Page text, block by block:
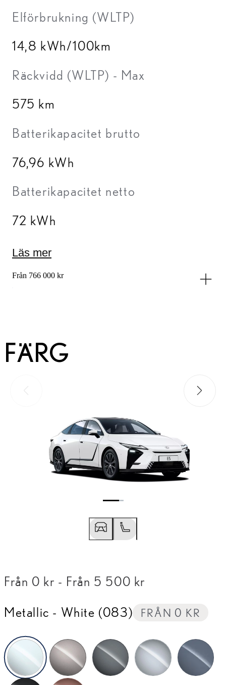
Elförbrukning (WLTP)
14,8 kWh/100km
Räckvidd (WLTP) - Max
575 km
Batterikapacitet brutto
76,96 kWh
Batterikapacitet netto
72 kWh
Läs mer
Från 766 000 kr
FÄRG
Nästa
Från 0 kr - Från 5 500 kr
Metallic - White (083) FRÅN 0 KR
White (083) Sonic Titanium (1J7)